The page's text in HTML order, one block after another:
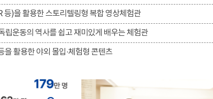
등)을 활용한 스토리텔링형 복합 영상체험관
립운동의 역사를 쉽고 재미있게 배우는 체험관
을 활용한 야외 몰입·체험형 콘텐츠